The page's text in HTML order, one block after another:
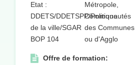
Etat :
DDETS/DDETSPP/Politique
de la ville/SGAR
BOP 104
Métropole,
Communautés
des Communes
ou d'Agglo
Offre de formation: